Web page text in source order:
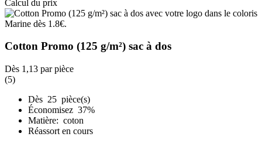
Calcul du prix
Cotton Promo (125 g/m²) sac à dos
Dès 1,13 par pièce
(5)
Dès 25 pièce(s)
Économisez 37%
Matière: coton
Réassort en cours